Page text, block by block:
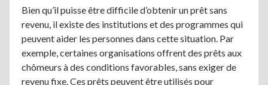
Bien qu’il puisse être difficile d’obtenir un prêt sans
revenu, il existe des institutions et des programmes qui
peuvent aider les personnes dans cette situation. Par
exemple, certaines organisations offrent des prêts aux
chômeurs à des conditions favorables, sans exiger de
revenu fixe. Ces prêts peuvent être utilisés pour